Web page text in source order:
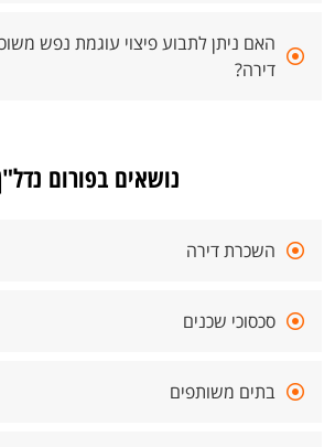
האם ניתן לתבוע פיצוי עוגמת נפש
דירה?
נושאים בפורום
השכרת דירה
סכסוכי שכנים
בתים משותפים